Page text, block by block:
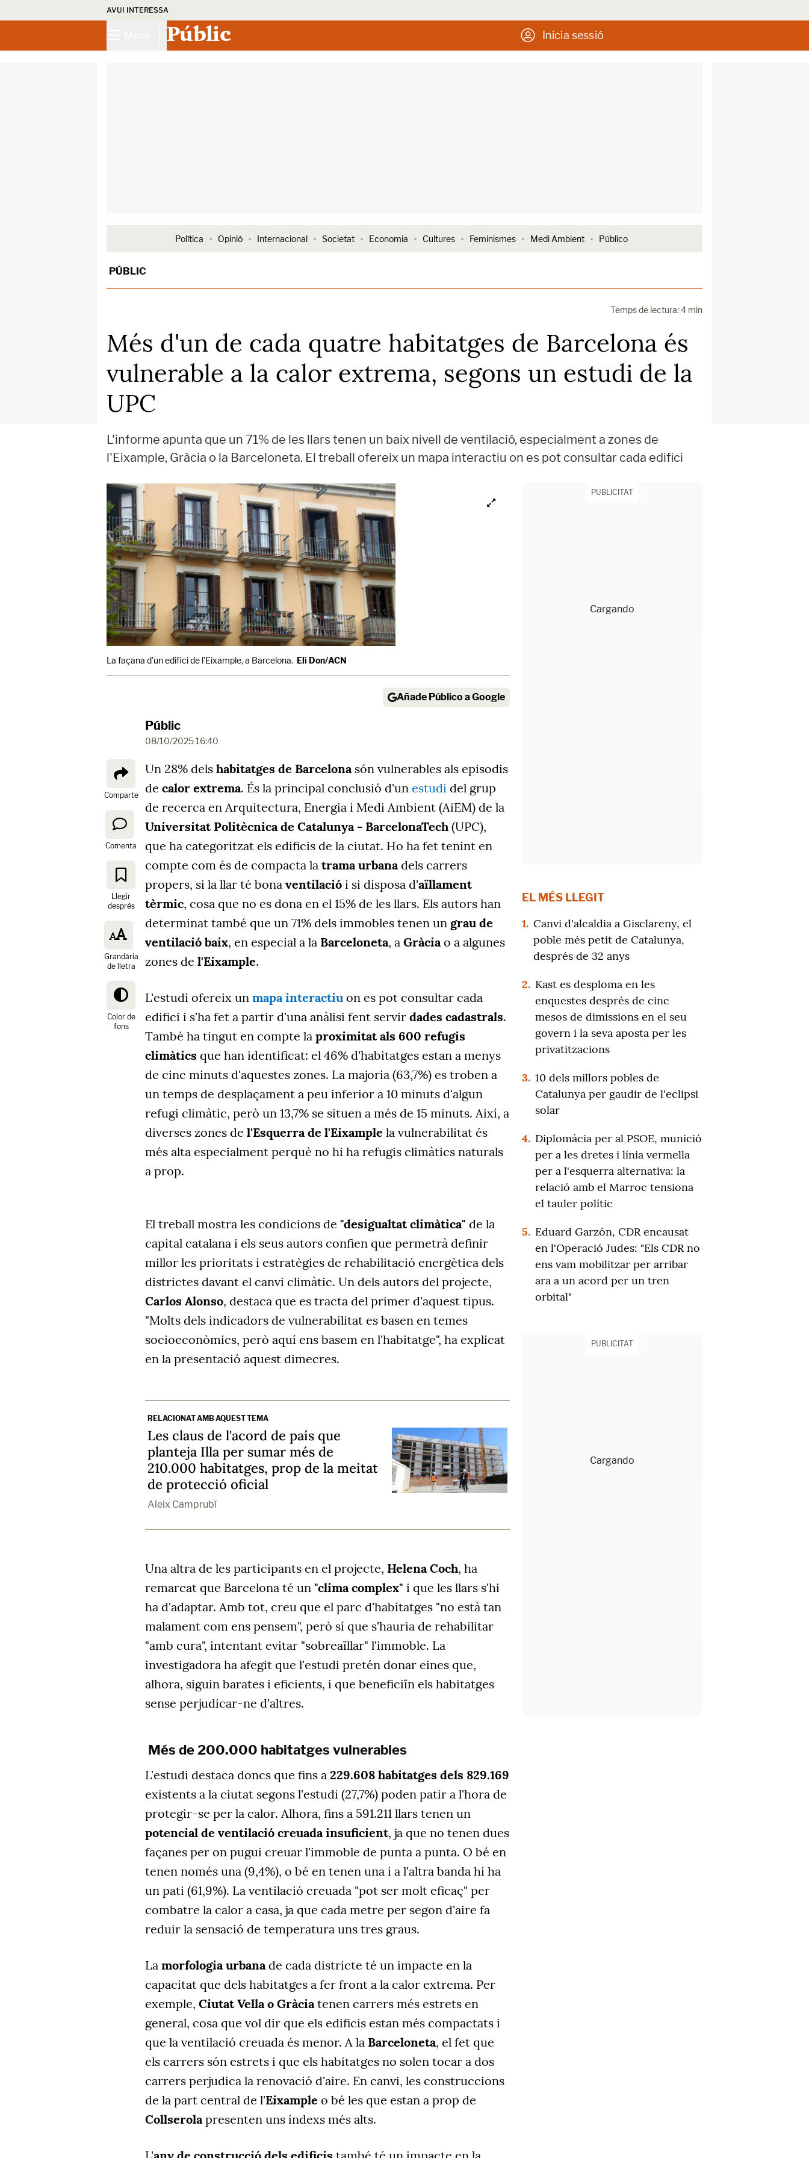
AVUI INTERESSA
Públic Inicia sessió
Política Opinió Internacional Societat Economia Cultures Feminismes Medi Ambient Público
PÚBLIC
Temps de lectura: 4 min
Més d'un de cada quatre habitatges de Barcelona és
vulnerable a la calor extrema, segons un estudi de la
UPC
L'informe apunta que un 71% de les llars tenen un baix nivell de ventilació, especialment a zones de
l'Eixample, Gràcia o la Barceloneta. El treball ofereix un mapa interactiu on es pot consultar cada edifici
La façana d'un edifici de l'Eixample, a Barcelona. Eli Don/ACN
Añade Público a Google
Públic
08/10/2025 16:40
Comparte
Comenta
Llegir
després
Grandària
de lletra
Color de
fons
Un 28% dels habitatges de Barcelona són vulnerables als episodis
de calor extrema. És la principal conclusió d'un estudi del grup
de recerca en Arquitectura, Energia i Medi Ambient (AiEM) de la
Universitat Politècnica de Catalunya - BarcelonaTech (UPC),
que ha categoritzat els edificis de la ciutat. Ho ha fet tenint en
compte com és de compacta la trama urbanadels carrers
propers, si la llar té bona ventilació i si disposa d'aïllament
tèrmic, cosa que no es dona en el 15% de les llars. Els autors han
determinat també que un 71% dels immobles tenen un grau de
ventilació baix, en especial a la Barceloneta, a Gràciao a algunes
zones de l'Eixample.
L'estudi ofereix un mapa interactiu on es pot consultar cada
edifici i s'ha fet a partir d'una anàlisi fent servir dades cadastrals.
També ha tingut en compte la proximitat als 600 refugis
climàtics que han identificat: el 46% d'habitatges estan a menys
de cinc minuts d'aquestes zones. La majoria (63,7%) es troben a
un temps de desplaçament a peu inferior a 10 minuts d'algun
refugi climàtic, però un 13,7% se situen a més de 15 minuts. Així, a
diverses zones de l'Esquerra de l'Eixample la vulnerabilitat és
més alta especialment perquè no hi ha refugis climàtics naturals
a prop.
El treball mostra les condicions de "desigualtat climàtica" de la
capital catalana i els seus autors confien que permetrà definir
millor les prioritats i estratègies de rehabilitació energètica dels
districtes davant el canvi climàtic. Un dels autors del projecte,
Carlos Alonso, destaca que es tracta del primer d'aquest tipus.
"Molts dels indicadors de vulnerabilitat es basen en temes
socioeconòmics, però aquí ens basem en l'habitatge", ha explicat
en la presentació aquest dimecres.
RELACIONAT AMB AQUEST TEMA
Les claus de l'acord de país que
planteja Illa per sumar més de
210.000 habitatges, prop de la meitat
de protecció oficial
Aleix Camprubí
Una altra de les participants en el projecte, Helena Coch, ha
remarcat que Barcelona té un "clima complex" i que les llars s'hi
ha d'adaptar. Amb tot, creu que el parc d'habitatges "no està tan
malament com ens pensem", però sí que s'hauria de rehabilitar
"amb cura", intentant evitar "sobreaïllar" l'immoble. La
investigadora ha afegit que l'estudi pretén donar eines que,
alhora, siguin barates i eficients, i que beneficiïn els habitatges
sense perjudicar-ne d'altres.
Més de 200.000 habitatges vulnerables
L'estudi destaca doncs que fins a 229.608 habitatges dels 829.169
existents a la ciutat segons l'estudi (27,7%) poden patir a l'hora de
protegir-se per la calor. Alhora, fins a 591.211 llars tenen un
potencial de ventilació creuada insuficient, ja que no tenen dues
façanes per on pugui creuar l'immoble de punta a punta. O bé en
tenen només una (9,4%), o bé en tenen una i a l'altra banda hi ha
un pati (61,9%). La ventilació creuada "pot ser molt eficaç" per
combatre la calor a casa, ja que cada metre per segon d'aire fa
reduir la sensació de temperatura uns tres graus.
La morfologia urbanade cada districte té un impacte en la
capacitat que dels habitatges a fer front a la calor extrema. Per
exemple, Ciutat Vella o Gràciatenen carrers més estrets en
general, cosa que vol dir que els edificis estan més compactats i
que la ventilació creuada és menor. A la Barceloneta, el fet que
els carrers són estrets i que els habitatges no solen tocar a dos
carrers perjudica la renovació d'aire. En canvi, les construccions
de la part central de l'Eixample o bé les que estan a prop de
Collserolapresenten uns índexs més alts.
PUBLICITAT
EL MÉS LLEGIT
1. Canvi d'alcaldia a Gisclareny, el
poble més petit de Catalunya,
després de 32 anys
2. Kast es desploma en les
enquestes després de cinc
mesos de dimissions en el seu
govern i la seva aposta per les
privatitzacions
3. 10 dels millors pobles de
Catalunya per gaudir de l'eclipsi
solar
4. Diplomàcia per al PSOE, munició
per a les dretes i línia vermella
per a l'esquerra alternativa: la
relació amb el Marroc tensiona
el tauler polític
5. Eduard Garzón, CDR encausat
en l'Operació Judes: "Els CDR no
ens vam mobilitzar per arribar
ara a un acord per un tren
orbital"
PUBLICITAT